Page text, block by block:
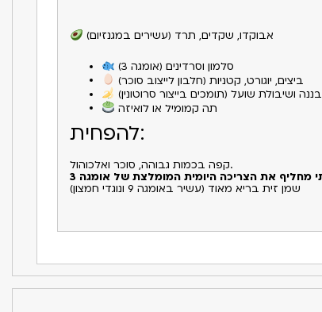
אבוקדו, שקדים, תרד (עשירים במגנזיום)
סלמון וסרדינים (אומגה 3)
ביצים, יוגורט, קטניות (חלבון לייצוב סוכר)
בננה ושיבולת שועל (תומכים בייצור סרוטונין)
תה קמומיל או לואיזה
להפחית:
קפה בכמות גבוהה, סוכר ואלכוהול.
שמן זית בריא מאוד (עשיר באומגה 9 ונוגדי חמצון)